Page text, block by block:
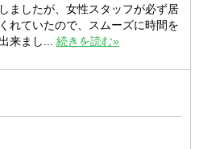
ましたが、女性スタッフが必ず居
れていたので、スムーズに時間を
来まし... 続きを読む»